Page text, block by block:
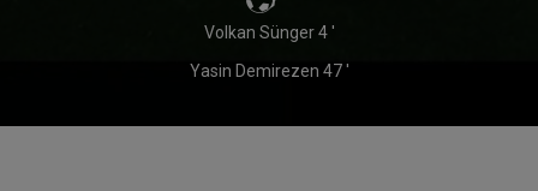
Volkan Sünger 4 '
Yasin Demirezen 47 '